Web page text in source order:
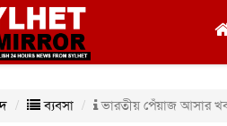
ব্যবসা ভারতীয় পেঁয়াজ আসার